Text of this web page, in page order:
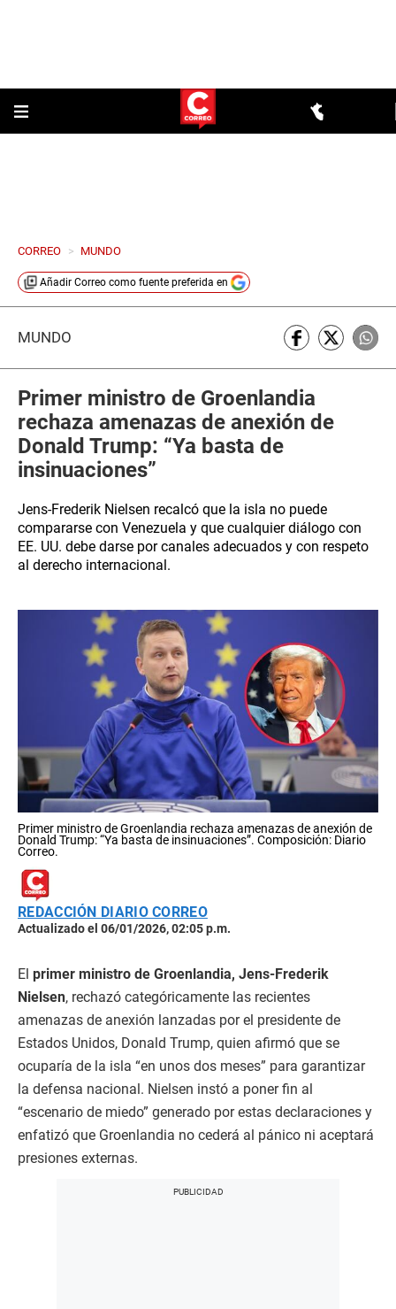
CORREO > MUNDO
Añadir Correo como fuente preferida en
MUNDO
Primer ministro de Groenlandia
rechaza amenazas de anexión de
Donald Trump: “Ya basta de
insinuaciones”
Jens-Frederik Nielsen recalcó que la isla no puede
compararse con Venezuela y que cualquier diálogo con
EE. UU. debe darse por canales adecuados y con respeto
al derecho internacional.
Primer ministro de Groenlandia rechaza amenazas de anexión de
Donald Trump: “Ya basta de insinuaciones”. Composición: Diario
Correo.
REDACCIÓN DIARIO CORREO
Actualizado el 06/01/2026, 02:05 p.m.
El primer ministro de Groenlandia, Jens-Frederik
Nielsen, rechazó categóricamente las recientes
amenazas de anexión lanzadas por el presidente de
Estados Unidos, Donald Trump, quien afirmó que se
ocuparía de la isla “en unos dos meses” para garantizar
la defensa nacional. Nielsen instó a poner fin al
“escenario de miedo” generado por estas declaraciones y
enfatizó que Groenlandia no cederá al pánico ni aceptará
presiones externas.​